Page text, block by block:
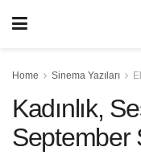
Home Sinema Yazıları
Kadınlık,
September